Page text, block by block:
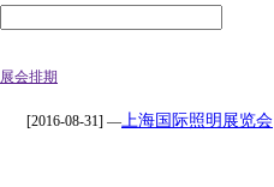
展会排期
[2016-08-31] —上海国际照明展览会